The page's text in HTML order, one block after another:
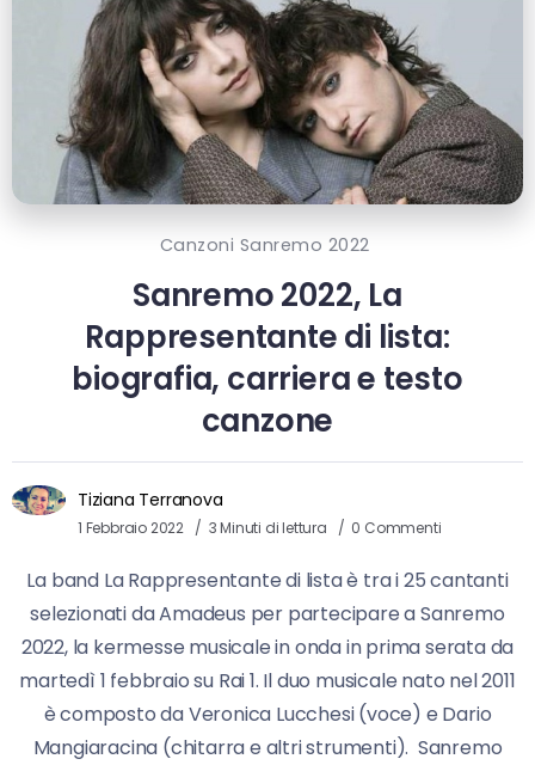
Canzoni Sanremo 2022
Sanremo 2022, La
Rappresentante di lista:
biografia, carriera e testo
canzone
Tiziana Terranova
1 Febbraio 2022 3 Minuti di lettura 0 Commenti
La band La Rappresentante di lista è tra i 25 cantanti
selezionati da Amadeus per partecipare a Sanremo
2022, la kermesse musicale in onda in prima serata da
martedì 1 febbraio su Rai 1. Il duo musicale nato nel 2011
è composto da Veronica Lucchesi (voce) e Dario
Mangiaracina (chitarra e altri strumenti). Sanremo